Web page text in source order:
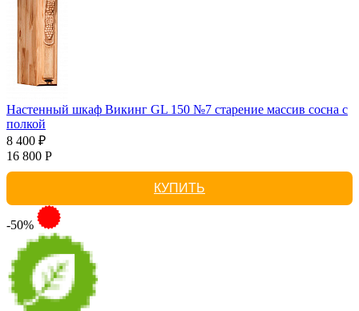
Настенный шкаф Викинг GL 150 №7 старение массив сосна с
полкой
8 400 ₽
16 800 Р
КУПИТЬ
-50%